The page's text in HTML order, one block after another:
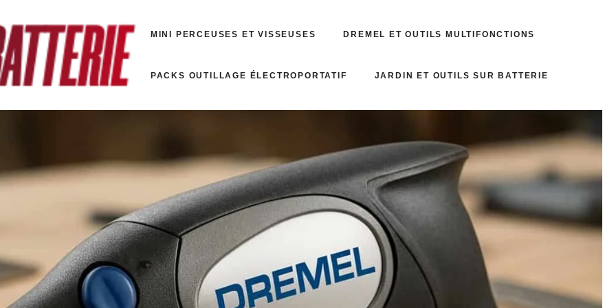
MINI PERCEUSES ET VISSEUSES DREMEL ET OUTILS MULTIFONCTIONS
PACKS OUTILLAGE ÉLECTROPORTATIF JARDIN ET OUTILS SUR BATTERIE